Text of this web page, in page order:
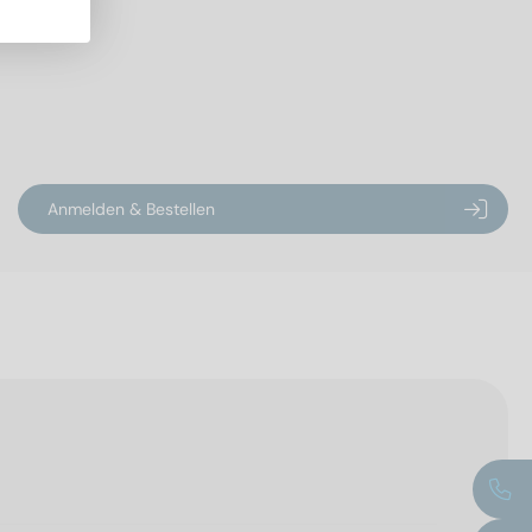
Anmelden & Bestellen